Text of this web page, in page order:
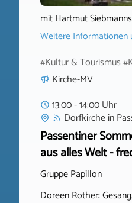
mit Hartmut
Weitere
#Kultur & Tourismus
Kirche-MV
13:00 - 14:00 Uhr
Dorfkirchein
Passentiner
aus alles Welt -
Gruppe Papillon
Doreen Rother: